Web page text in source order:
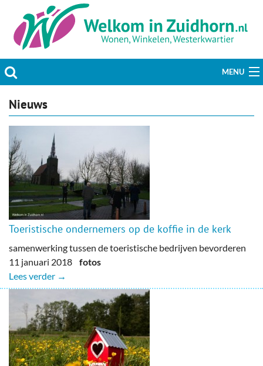
MENU
Actueel
Hobby & Vrije tijd
Welzijn & Maatschappij
Bedrijven
Prikbord & Aanbiedingen
Nieuws
Toeristische ondernemers op de koffie in de kerk
samenwerking tussen de toeristische bedrijven bevorderen
11 januari 2018 fotos
Lees verder →